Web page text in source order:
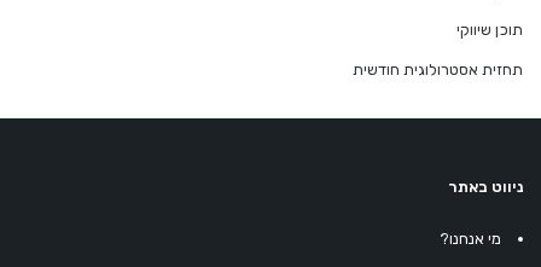
תוכן שיווקי
תחזית אסטרולוגית חודשית
ניווט באתר
מי אנחנו?